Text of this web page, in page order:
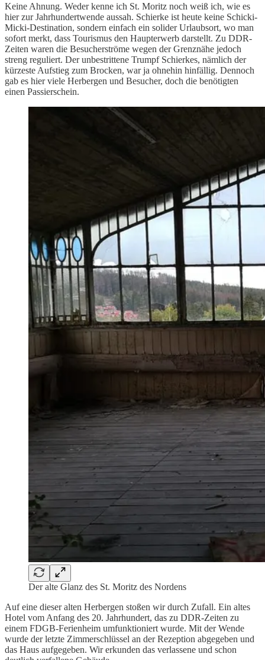
Keine Ahnung. Weder kenne ich St. Moritz noch weiß ich, wie es
hier zur Jahrhundertwende aussah. Schierke ist heute keine Schicki-
Micki-Destination, sondern einfach ein solider Urlaubsort, wo man
sofort merkt, dass Tourismus den Haupterwerb darstellt. Zu DDR-
Zeiten waren die Besucherströme wegen der Grenznähe jedoch
streng reguliert. Der unbestrittene Trumpf Schierkes, nämlich der
kürzeste Aufstieg zum Brocken, war ja ohnehin hinfällig. Dennoch
gab es hier viele Herbergen und Besucher, doch die benötigten
einen Passierschein.
Der alte Glanz des St. Moritz des Nordens
Auf eine dieser alten Herbergen stoßen wir durch Zufall. Ein altes
Hotel vom Anfang des 20. Jahrhundert, das zu DDR-Zeiten zu
einem FDGB-Ferienheim umfunktioniert wurde. Mit der Wende
wurde der letzte Zimmerschlüssel an der Rezeption abgegeben und
das Haus aufgegeben. Wir erkunden das verlassene und schon